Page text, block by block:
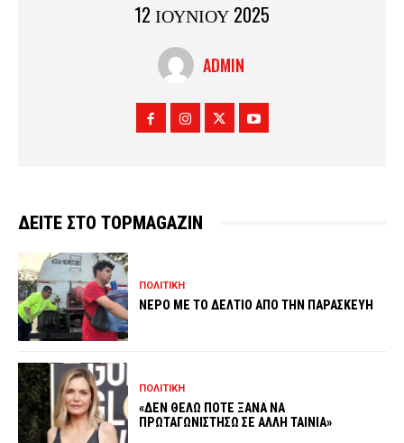
12 ΙΟΥΝΙΟΥ 2025
ADMIN
ΔΕΙΤΕ ΣΤΟ TOPMAGAZIN
ΠΟΛΙΤΙΚΗ
ΝΕΡΟ ΜΕ ΤΟ ΔΕΛΤΙΟ ΑΠΟ ΤΗΝ ΠΑΡΑΣΚΕΥΗ
ΠΟΛΙΤΙΚΗ
«ΔΕΝ ΘΕΛΩ ΠΟΤΕ ΞΑΝΑ ΝΑ
ΠΡΩΤΑΓΩΝΙΣΤΗΣΩ ΣΕ ΑΛΛΗ ΤΑΙΝΙΑ»